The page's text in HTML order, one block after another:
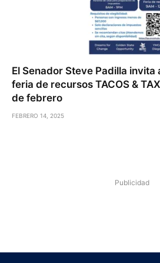
El Senador Steve Padilla invita
feria de recursos TACOS &
de febrero
FEBRERO 14, 2025
Publicidad